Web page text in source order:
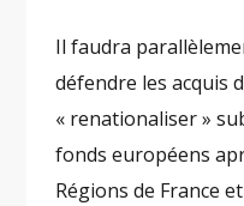
Il faudra
défendre les acquis
« renationaliser »
fonds européens
Régions de France